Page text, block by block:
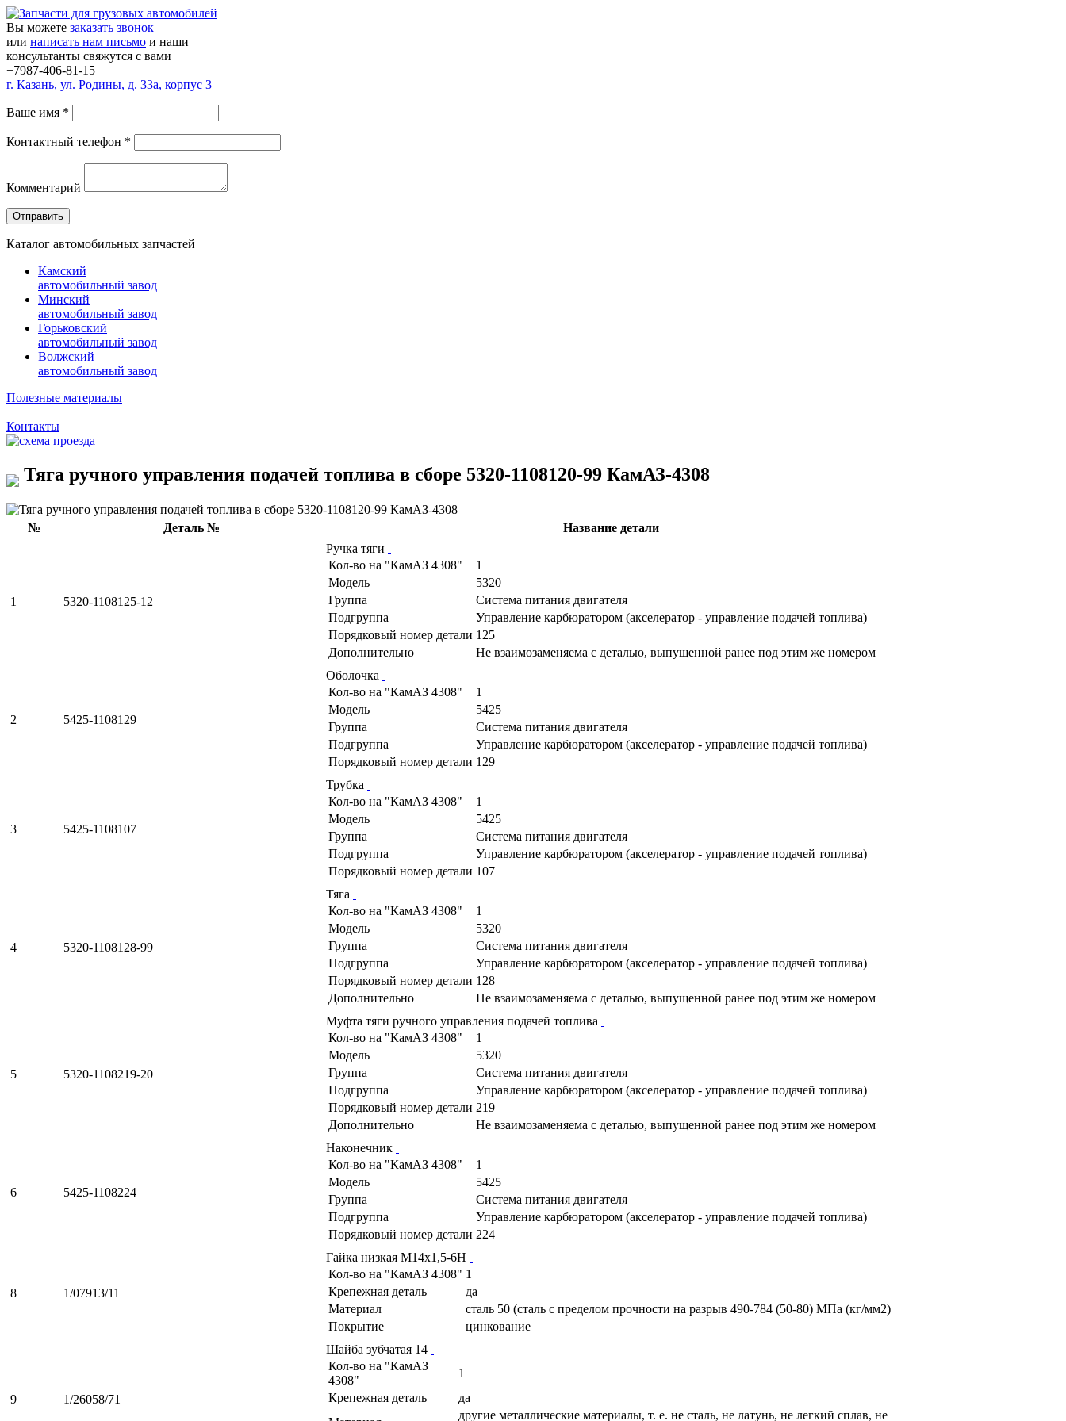
Вы можете заказать звонок
или написать нам письмо и наши
консультанты свяжутся с вами
+7987-406-81-15
г. Казань, ул. Родины, д. 33а, корпус 3
Ваше имя *
Контактный телефон *
Комментарий
Каталог автомобильных запчастей
Камский
автомобильный завод
Минский
автомобильный завод
Горьковский
автомобильный завод
Волжский
автомобильный завод
Полезные материалы
Контакты
Тяга ручного управления подачей топлива в сборе 5320-1108120-99 КамАЗ-4308
№ Деталь № Название детали
1 5320-1108125-12
Ручка тяги
Кол-во на "КамАЗ 4308"
1
Модель
5320
Группа
Cистема питания двигателя
Подгруппа
Управление карбюратором (акселератор - управление подачей топлива)
Порядковый номер детали 125
Дополнительно
Не взаимозаменяема с деталью, выпущенной ранее под этим же номером
2 5425-1108129
Оболочка
Кол-во на "КамАЗ 4308"
1
Модель
5425
Группа
Cистема питания двигателя
Подгруппа
Управление карбюратором (акселератор - управление подачей топлива)
Порядковый номер детали 129
3 5425-1108107
Трубка
Кол-во на "КамАЗ 4308"
1
Модель
5425
Группа
Cистема питания двигателя
Подгруппа
Управление карбюратором (акселератор - управление подачей топлива)
Порядковый номер детали 107
4 5320-1108128-99
Тяга
Кол-во на "КамАЗ 4308"
1
Модель
5320
Группа
Cистема питания двигателя
Подгруппа
Управление карбюратором (акселератор - управление подачей топлива)
Порядковый номер детали 128
Дополнительно
Не взаимозаменяема с деталью, выпущенной ранее под этим же номером
5 5320-1108219-20
Муфта тяги ручного управления подачей топлива
Кол-во на "КамАЗ 4308"
1
Модель
5320
Группа
Cистема питания двигателя
Подгруппа
Управление карбюратором (акселератор - управление подачей топлива)
Порядковый номер детали 219
Дополнительно
Не взаимозаменяема с деталью, выпущенной ранее под этим же номером
6 5425-1108224
Наконечник
Кол-во на "КамАЗ 4308"
1
Модель
5425
Группа
Cистема питания двигателя
Подгруппа
Управление карбюратором (акселератор - управление подачей топлива)
Порядковый номер детали 224
8 1/07913/11
Гайка низкая М14х1,5-6Н
Кол-во на "КамАЗ 4308" 1
Крепежная деталь
да
Материал
сталь 50 (сталь с пределом прочности на разрыв 490-784 (50-80) МПа (кг/мм2)
Покрытие
цинкование
9 1/26058/71
Шайба зубчатая 14
Кол-во на "КамАЗ
4308"
1
Крепежная деталь
да
другие металлические материалы, т. е. не сталь, не латунь, не легкий сплав, не